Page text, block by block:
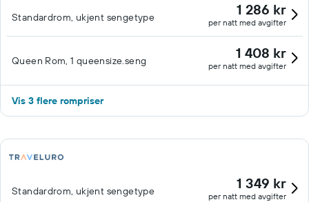
Standardrom, ukjent sengetype 1 286 kr
per natt med avgifter
Queen Rom, 1 queensize.seng 1 408 kr
per natt med avgifter
Vis 3 flere rompriser
Standardrom, ukjent sengetype 1 349 kr
per natt med avgifter